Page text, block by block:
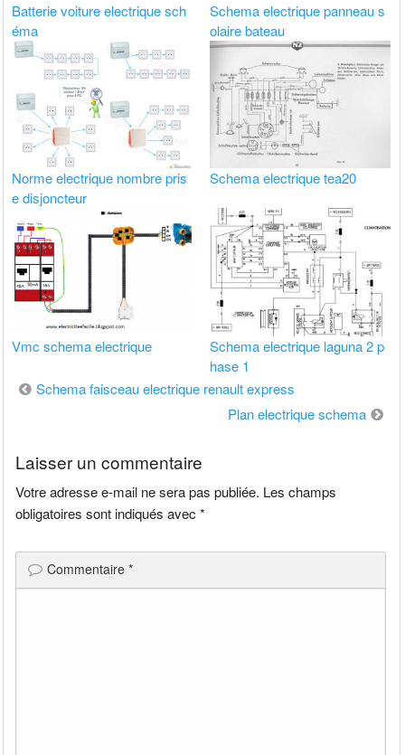
Batterie voiture electrique sch
éma
Schema electrique panneau s
olaire bateau
Norme electrique nombre pris
e disjoncteur
Schema electrique tea20
Vmc schema electrique
Schema electrique laguna 2 p
hase 1
Navigation
Schema faisceau electrique renault express
Plan electrique schema
Laisser un commentaire
Votre adresse e-mail ne sera pas publiée. Les champs
obligatoires sont indiqués avec*
Commentaire*